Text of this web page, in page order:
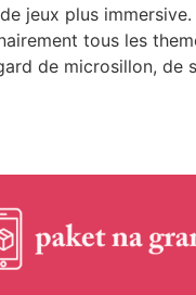
jeux plus
tous les
de microsillon, de